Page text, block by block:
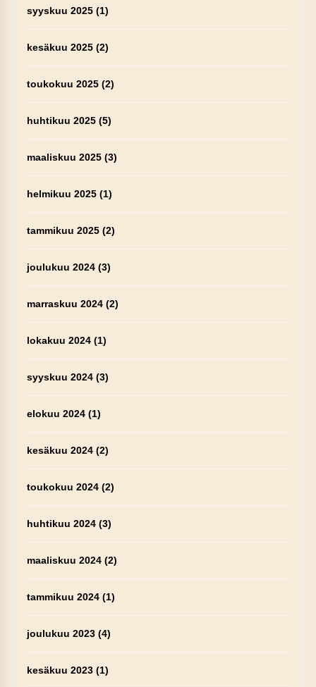
syyskuu 2025(1)
kesäkuu 2025(2)
toukokuu 2025(2)
huhtikuu 2025(5)
maaliskuu 2025(3)
helmikuu 2025(1)
tammikuu 2025(2)
joulukuu 2024(3)
marraskuu 2024(2)
lokakuu 2024(1)
syyskuu 2024(3)
elokuu 2024(1)
kesäkuu 2024(2)
toukokuu 2024(2)
huhtikuu 2024(3)
maaliskuu 2024(2)
tammikuu 2024(1)
joulukuu 2023(4)
kesäkuu 2023(1)